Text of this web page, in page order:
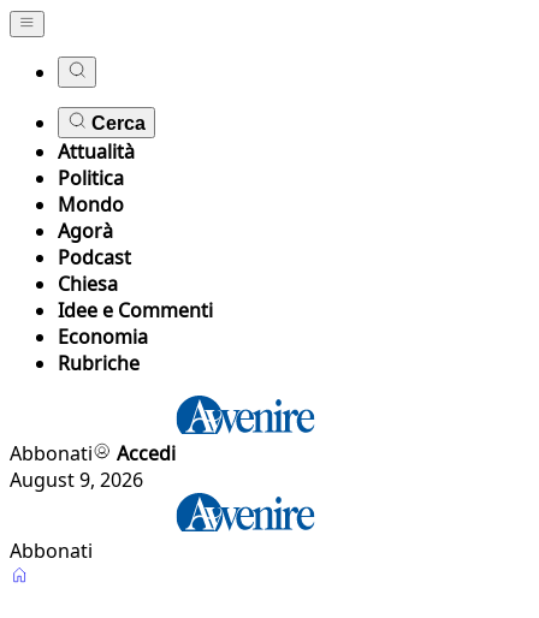
Cerca
Attualità
Politica
Mondo
Agorà
Podcast
Chiesa
Idee e Commenti
Economia
Rubriche
Abbonati
Accedi
August 9, 2026
Abbonati